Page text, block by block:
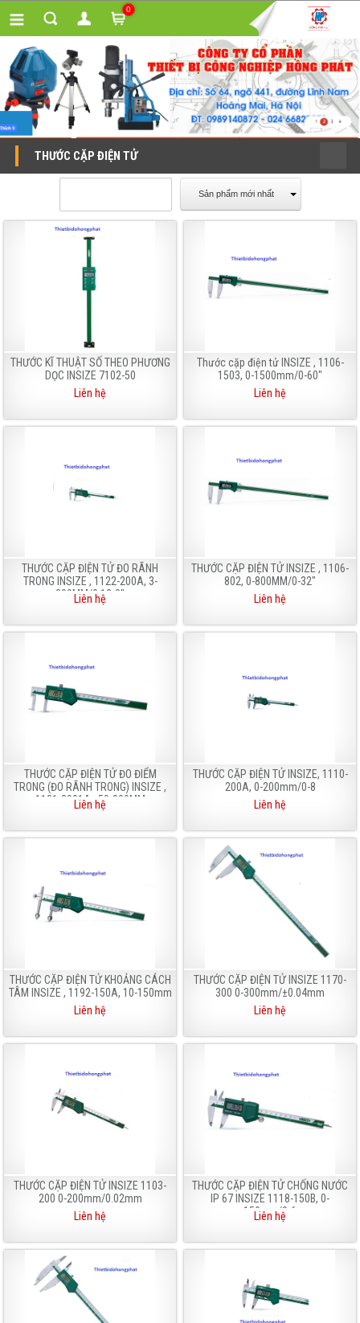
0
THƯỚC CẶP ĐIỆN TỬ
Sản phẩm mới nhất
THƯỚC KĨ THUẬT SỐ THEO PHƯƠNG
DỌC INSIZE 7102-50
Liên hệ
Thước cặp điện tử INSIZE , 1106-
1503, 0-1500mm/0-60"
Liên hệ
THƯỚC CẶP ĐIỆN TỬ ĐO RÃNH
TRONG INSIZE , 1122-200A, 3-
200MM/0.12-8"
Liên hệ
THƯỚC CẶP ĐIỆN TỬ INSIZE , 1106-
802, 0-800MM/0-32"
Liên hệ
THƯỚC CẶP ĐIỆN TỬ ĐO ĐIỂM
TRONG (ĐO RÃNH TRONG) INSIZE ,
1121-3001A , 50-300MM
Liên hệ
THƯỚC CẶP ĐIỆN TỬ INSIZE, 1110-
200A, 0-200mm/0-8
Liên hệ
THƯỚC CẶP ĐIỆN TỬ KHOẢNG CÁCH
TÂM INSIZE , 1192-150A, 10-150mm
Liên hệ
THƯỚC CẶP ĐIỆN TỬ INSIZE 1170-
300 0-300mm/±0.04mm
Liên hệ
THƯỚC CẶP ĐIỆN TỬ INSIZE 1103-
200 0-200mm/0.02mm
Liên hệ
THƯỚC CẶP ĐIỆN TỬ CHỐNG NƯỚC
IP 67 INSIZE 1118-150B, 0-
150mm/0-6
Liên hệ